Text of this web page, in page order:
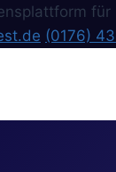
(0176)